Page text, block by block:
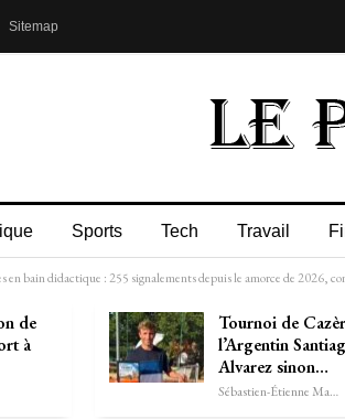
Sitemap
Sports Tech Travail
en bain didactique : 255 signalements depuis le amorce de 2026,
de
à
Tournoi de
l’Argentin
Alvarez sinon…
Sébastien-Étienne Marechal